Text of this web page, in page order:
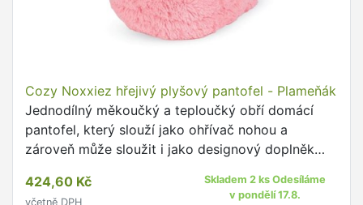
Cozy Noxxiez hřejivý plyšový pantofel - Plameňák
Jednodílný měkoučký a teploučký obří domácí
pantofel, který slouží jako ohřívač nohou a
zároveň může sloužit i jako designový doplněk
424,60 Kč
včetně DPH
Skladem 2 ks Odesíláme
v pondělí 17.8.